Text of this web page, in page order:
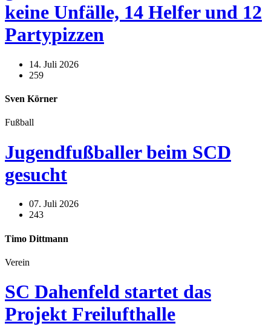
keine Unfälle, 14 Helfer und 12
Partypizzen
14. Juli 2026
259
Sven Körner
Fußball
Jugendfußballer beim SCD
gesucht
07. Juli 2026
243
Timo Dittmann
Verein
SC Dahenfeld startet das
Projekt Freilufthalle